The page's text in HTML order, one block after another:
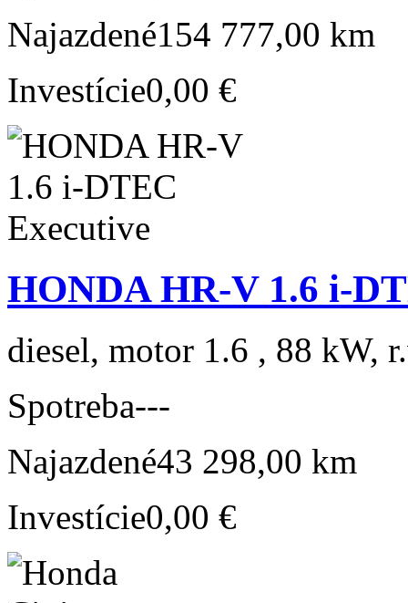
Najazdené154 777,00 km
Investície0,00 €
HONDA HR-V 1.6 i-
diesel, motor 1.6 , 88 kW,
Spotreba---
Najazdené43 298,00 km
Investície0,00 €